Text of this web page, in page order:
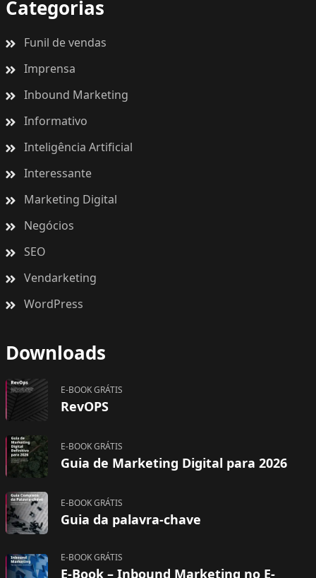
Categorias
Funil de vendas
Imprensa
Inbound Marketing
Informativo
Inteligência Artificial
Interessante
Marketing Digital
Negócios
SEO
Vendarketing
WordPress
Downloads
E-BOOK GRÁTIS
RevOPS
E-BOOK GRÁTIS
Guia de Marketing Digital para 2026
E-BOOK GRÁTIS
Guia da palavra-chave
E-BOOK GRÁTIS
E-Book – Inbound Marketing no E-